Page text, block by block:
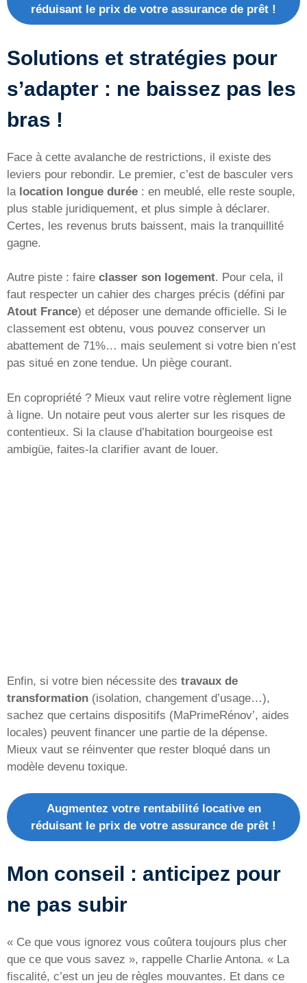
réduisant le prix de votre assurance de prêt !
Solutions et stratégies pour
s’adapter : ne baissez pas les
bras !
Face à cette avalanche de restrictions, il existe des
leviers pour rebondir. Le premier, c’est de basculer vers
la location longue durée : en meublé, elle reste souple,
plus stable juridiquement, et plus simple à déclarer.
Certes, les revenus bruts baissent, mais la tranquillité
gagne.
Autre piste : faire classer son logement. Pour cela, il
faut respecter un cahier des charges précis (défini par
Atout France) et déposer une demande officielle. Si le
classement est obtenu, vous pouvez conserver un
abattement de 71%… mais seulement si votre bien n’est
pas situé en zone tendue. Un piège courant.
En copropriété ? Mieux vaut relire votre règlement ligne
à ligne. Un notaire peut vous alerter sur les risques de
contentieux. Si la clause d’habitation bourgeoise est
ambigüe, faites-la clarifier avant de louer.
Enfin, si votre bien nécessite des travaux de
transformation (isolation, changement d’usage…),
sachez que certains dispositifs (MaPrimeRénov’, aides
locales) peuvent financer une partie de la dépense.
Mieux vaut se réinventer que rester bloqué dans un
modèle devenu toxique.
Augmentez votre rentabilité locative en
réduisant le prix de votre assurance de prêt !
Mon conseil : anticipez pour
ne pas subir
« Ce que vous ignorez vous coûtera toujours plus cher
que ce que vous savez », rappelle Charlie Antona. « La
fiscalité, c’est un jeu de règles mouvantes. Et dans ce